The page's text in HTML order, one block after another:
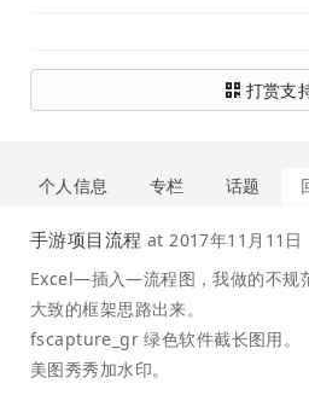
打赏支
个人信息 专栏 话题
手游项目流程 at2017年11月11日
Excel—插入—流程图，我做的不规
大致的框架思路出来。
fscapture_gr 绿色软件截长图用。
美图秀秀加水印。